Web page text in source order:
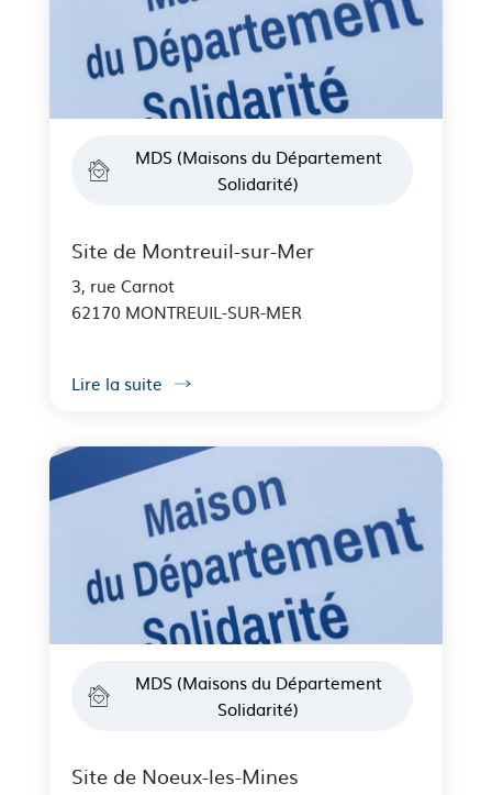
MDS (Maisons du Département
Solidarité)
Site de Montreuil-sur-Mer
3, rue Carnot
62170 MONTREUIL-SUR-MER
Lire la suite
MDS (Maisons du Département
Solidarité)
Site de Noeux-les-Mines